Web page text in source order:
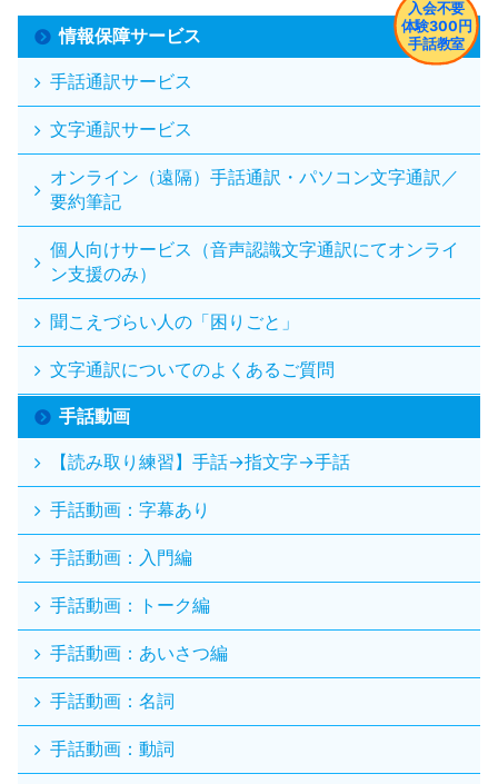
情報保障サービス
手話通訳サービス
文字通訳サービス
オンライン（遠隔）手話通訳・パソコン文字通訳／
要約筆記
個人向けサービス（音声認識文字通訳にてオンライ
ン支援のみ）
聞こえづらい人の「困りごと」
文字通訳についてのよくあるご質問
手話動画
【読み取り練習】手話→指文字→手話
手話動画：字幕あり
手話動画：入門編
手話動画：トーク編
手話動画：あいさつ編
手話動画：名詞
手話動画：動詞